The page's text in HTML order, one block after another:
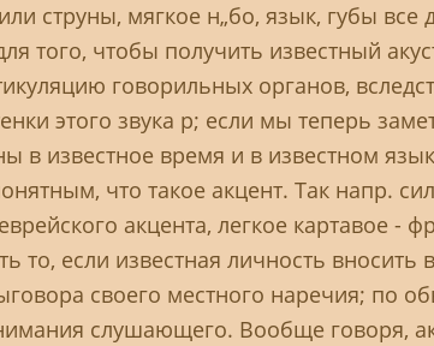
струны, мягкое н„бо, язык, губы все
того, чтобы получить известный
говорильных органов,
этого звука р; если мы теперь
в известное время и в известном
что такое акцент. Так напр.
акцента, легкое картавое -
то, если известная личность вносить
своего местного наречия; по
слушающего. Вообще говоря,